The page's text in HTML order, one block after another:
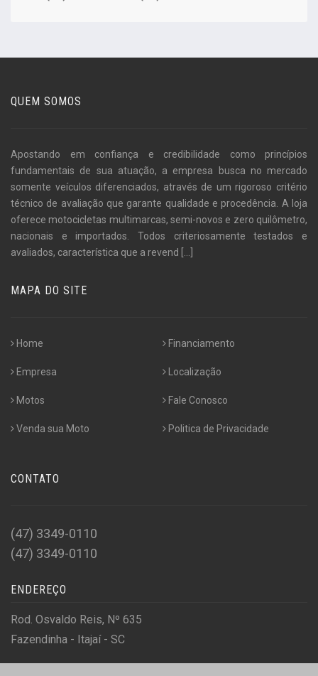
QUEM SOMOS
Apostando em confiança e credibilidade como princípios
fundamentais de sua atuação, a empresa busca no mercado
somente veículos diferenciados, através de um rigoroso critério
técnico de avaliação que garante qualidade e procedência. A loja
oferece motocicletas multimarcas, semi-novos e zero quilômetro,
nacionais e importados. Todos criteriosamente testados e
avaliados, característica que a revend [...]
MAPA DO SITE
Home
Empresa
Motos
Venda sua Moto
Financiamento
Localização
Fale Conosco
Politica de Privacidade
CONTATO
(47) 3349-0110
(47) 3349-0110
ENDEREÇO
Rod. Osvaldo Reis, Nº 635
Fazendinha - Itajaí - SC